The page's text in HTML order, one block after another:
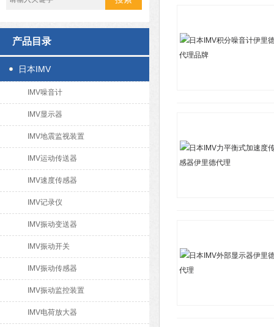
产品目录
日本IMV
IMV噪音计
IMV显示器
IMV地震监视装置
IMV运动传送器
IMV速度传感器
IMV记录仪
IMV振动变送器
IMV振动开关
IMV振动传感器
IMV振动监控装置
IMV电荷放大器